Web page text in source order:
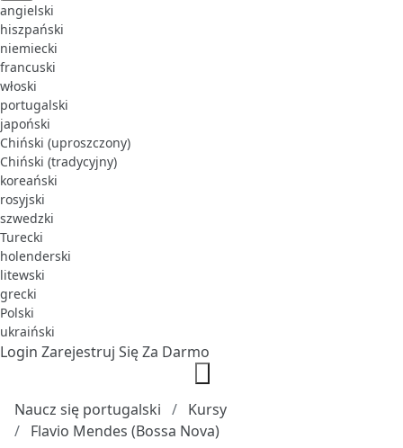
angielski
hiszpański
niemiecki
francuski
włoski
portugalski
japoński
Chiński (uproszczony)
Chiński (tradycyjny)
koreański
rosyjski
szwedzki
Turecki
holenderski
litewski
grecki
Polski
ukraiński
Login Zarejestruj Się Za Darmo
Naucz się portugalski
Kursy
Flavio Mendes (Bossa Nova)